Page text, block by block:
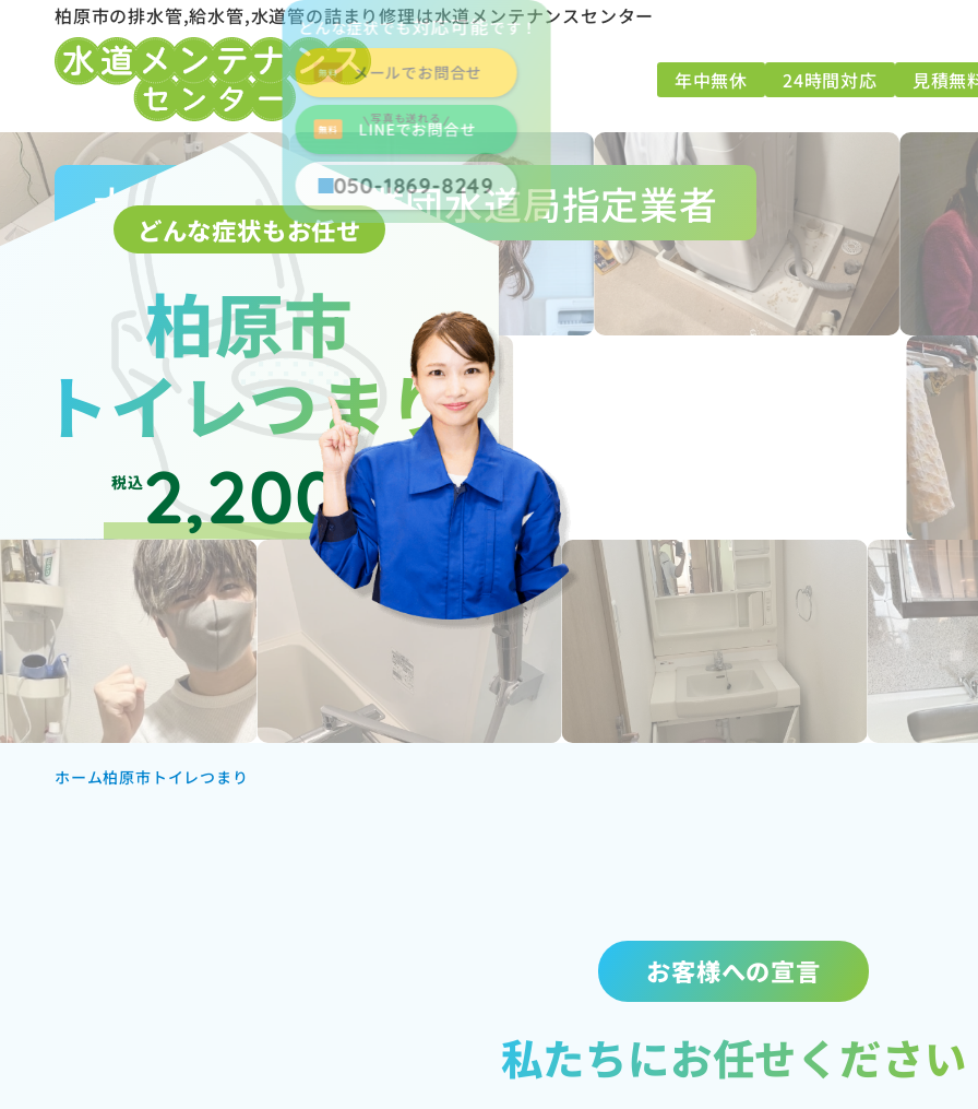
柏原市の排水管,給水管,水道管の詰まり修理は水道メンテナンスセンター
年中無休 24時間対応 見積無
大阪広域水道企業団水道局指定業者
どんな症状もお任せ
柏原市
トイレつまり
税込2,200円～
ホーム柏原市トイレつまり
お客様への宣言
私たちにお任せください
どんな症状でも対応可能です！
メールでお問合せ
写真も送れる
LINEでお問合せ
050-1869-8249